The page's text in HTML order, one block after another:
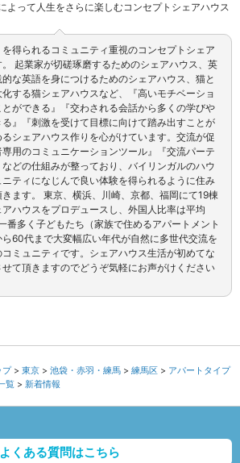
よって人生をさらに楽しむコンセプトシェアハウス
得られるコミュニティ重視のコンセプトシェア
起業家が切磋琢磨するためのシェアハウス、英
な英語を身につけるためのシェアハウス、猫と
する猫シェアハウスなど、『高いモチベーショ
ができる』『交わされる会話から多くの学びや
』『刺激を受けて目標に向けて踏み出すことが
シェアハウス作りを心がけています。交流が促
用のコミュニケーションツール』『交流パーテ
どの仕組みが整っており、バイリンガルのハウ
ティになじんで良い体験を得られるように住み
ます。 東京、横浜、川崎、京都、福岡にて19棟
ハウスをプロデュースし、外国人比率は平均
番多く子どもたち（家族で住めるアパートメント
60代まで大変幅広い年代が自然に多世代交流を
ミュニティです。シェアハウス生活が初めてな
て頂きますのでどうぞ気軽にお声がけください
プ 東京 池袋・赤羽・練馬 練馬区
アパートタイプ
覧 新着情報
よくある質問はこちら